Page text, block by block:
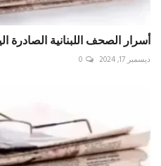
أسرار الصحف اللبنانية الصادرة اليوم
ديسمبر 17, 2024 0